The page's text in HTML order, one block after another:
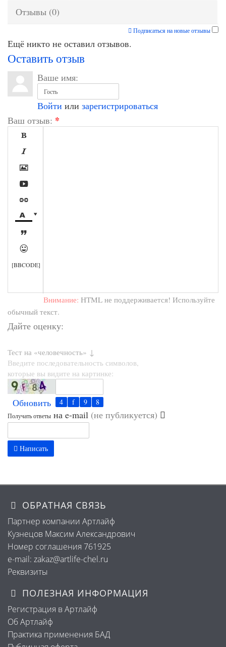
Отзывы (0)
Подписаться на новые отзывы
Ещё никто не оставил отзывов.
Оставить отзыв
Ваше имя:
Войти или зарегистрироваться
Ваш отзыв: *









[BBCODE]
Внимание: HTML не поддерживается! Используйте
обычный текст.
Дайте оценку:
Тест на «человечность» ↓
Введите последовательность символов,
которые вы видите на картинке:
Обновить
Получать ответы на e-mail (не публикуется)
Написать
ОБРАТНАЯ СВЯЗЬ
Партнер компании Артлайф
Кузнецов Максим Александрович
Номер соглашения 761925
e-mail: zakaz@artlife-chel.ru
Реквизиты
ПОЛЕЗНАЯ ИНФОРМАЦИЯ
Регистрация в Артлайф
Об Артлайф
Практика применения БАД